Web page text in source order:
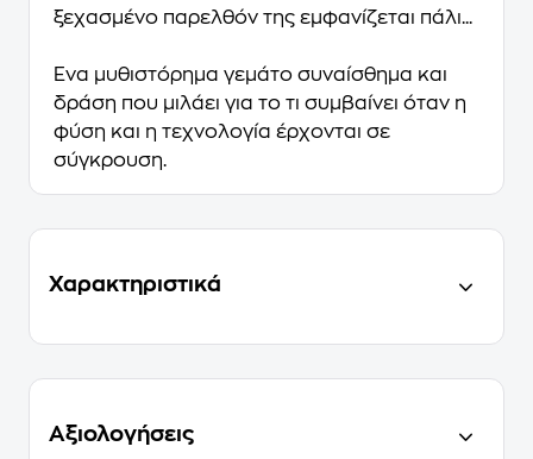
ξεχασμένο παρελθόν της εμφανίζεται πάλι...
Ένα μυθιστόρημα γεμάτο συναίσθημα και
δράση που μιλάει για το τι συμβαίνει όταν η
φύση και η τεχνολογία έρχονται σε
σύγκρουση.
Χαρακτηριστικά
Αξιολογήσεις